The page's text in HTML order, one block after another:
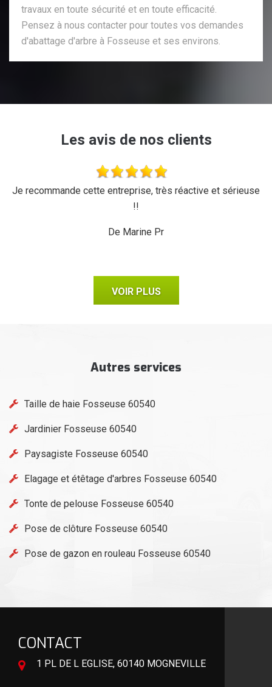
travaux en toute sécurité et en toute efficacité.
Pensez à nous contacter pour toutes vos demandes
d'abattage d'arbre à Fosseuse et ses environs.
Les avis de nos clients
Je recommande cette entreprise, très réactive et sérieuse
!!
De Marine Pr
VOIR PLUS
Autres services
Taille de haie Fosseuse 60540
Jardinier Fosseuse 60540
Paysagiste Fosseuse 60540
Elagage et étêtage d'arbres Fosseuse 60540
Tonte de pelouse Fosseuse 60540
Pose de clôture Fosseuse 60540
Pose de gazon en rouleau Fosseuse 60540
CONTACT
1 PL DE L EGLISE, 60140 MOGNEVILLE